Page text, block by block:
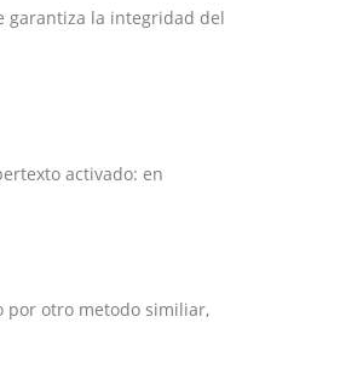
garantiza la integridad del
activado: en
por otro metodo similiar,